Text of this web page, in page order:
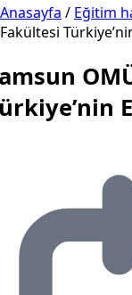
Anasayfa / Eğitim
Fakültesi